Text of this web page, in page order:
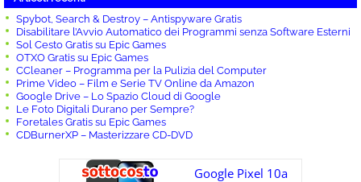
Spybot, Search & Destroy – Antispyware Gratis
Disabilitare l’Avvio Automatico dei Programmi senza Software Esterni
Sol Cesto Gratis su Epic Games
OTXO Gratis su Epic Games
CCleaner – Programma per la Pulizia del Computer
Prime Video – Film e Serie TV Online da Amazon
Google Drive – Lo Spazio Cloud di Google
Le Foto Digitali Durano per Sempre?
Foretales Gratis su Epic Games
CDBurnerXP – Masterizzare CD-DVD
Google Pixel 10a